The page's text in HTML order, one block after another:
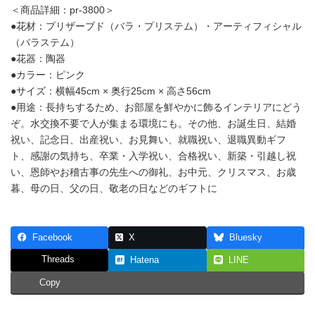
交
換
不
要
の
れ
な
い
花
や
さ
し
い
ピ
ン
ー
ズ
プ
ザ
＜商品詳細：pr-3800＞
●花材：プリザーブド（バラ・プリステム）・アーティフィシャル
（バラステム）
●花器：陶器
●カラー：ピンク
●サイズ：横幅45cm × 奥行25cm × 高さ56cm
●用途：長持ちするため、お部屋を鮮やかに飾るインテリアにどう
ぞ。水交換不要で人が集まる環境にも。その他、お誕生日、結婚
祝い、記念日、出産祝い、お見舞い、就職祝い、退職異動ギフ
ト、感謝の気持ち、卒業・入学祝い、合格祝い、新築・引越し祝
い、恩師やお稽古事の先生への御礼、お中元、クリスマス、お歳
暮、母の日、父の日、敬老の日などのギフトに
Facebook X Bluesky
Threads Hatena LINE
Copy